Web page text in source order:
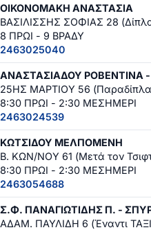
ΟΙΚΟΝΟΜΑΚΗ ΑΝΑΣΤΑΣΙΑ
ΒΑΣΙΛΙΣΣΗΣ ΣΟΦΙΑΣ 28
8 ΠΡΩΙ - 9 ΒΡΑΔΥ
2463025040
ΑΝΑΣΤΑΣΙΑΔΟΥ ΡΟΒΕΝΤΙΝΑ
25ΗΣ ΜΑΡΤΙΟΥ 56
8:30 ΠΡΩΙ - 2:30 ΜΕΣΗΜΕΡΙ
2463024539
ΚΩΤΣΙΔΟΥ ΜΕΛΠΟΜΕΝΗ
Β. ΚΩΝ/ΝΟΥ 61 (Μετά τον
8:30 ΠΡΩΙ - 2:30 ΜΕΣΗΜΕΡΙ
2463054688
Σ.Φ. ΠΑΝΑΓΙΩΤΙΔΗΣ Π. -
ΑΔΑΜ. ΠΑΥΛΙΔΗ 6 (Έναντι